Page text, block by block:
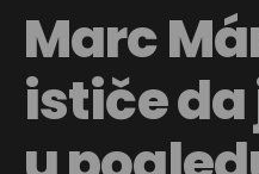
Marc
ističe da